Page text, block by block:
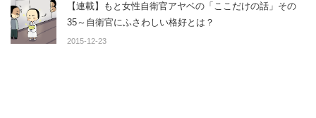
【連載】もと女性自衛官アヤベの「ここだけの話」その
35～自衛官にふさわしい格好とは？
2015-12-23